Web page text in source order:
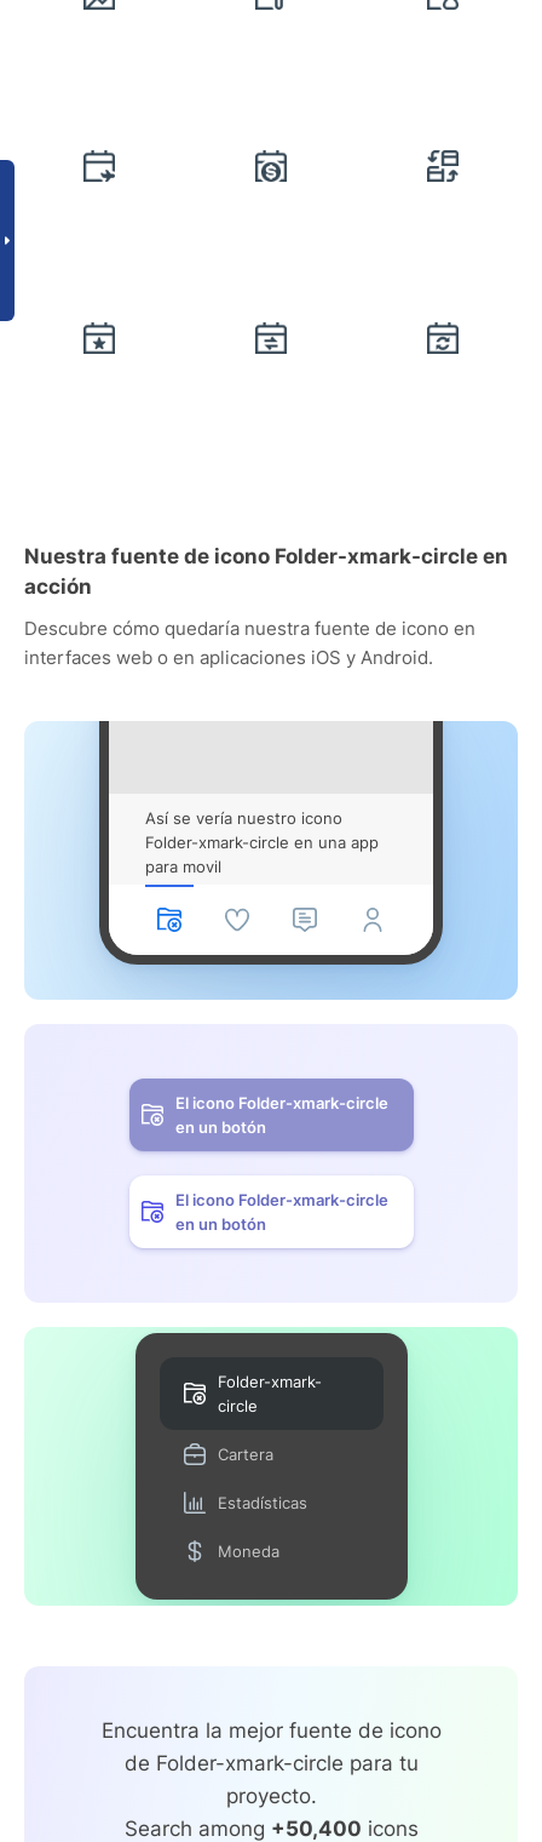
Nuestra fuente de icono Folder-xmark-circle en
acción
Descubre cómo quedaría nuestra fuente de icono en
interfaces web o en aplicaciones iOS y Android.
Así se vería nuestro icono
Folder-xmark-circle en una app
para movil
El icono Folder-xmark-circle
en un botón
El icono Folder-xmark-circle
en un botón
Folder-xmark-
circle
Cartera
Estadísticas
Moneda
Encuentra la mejor fuente de icono
de Folder-xmark-circle para tu
proyecto.
Search among +50,400 icons